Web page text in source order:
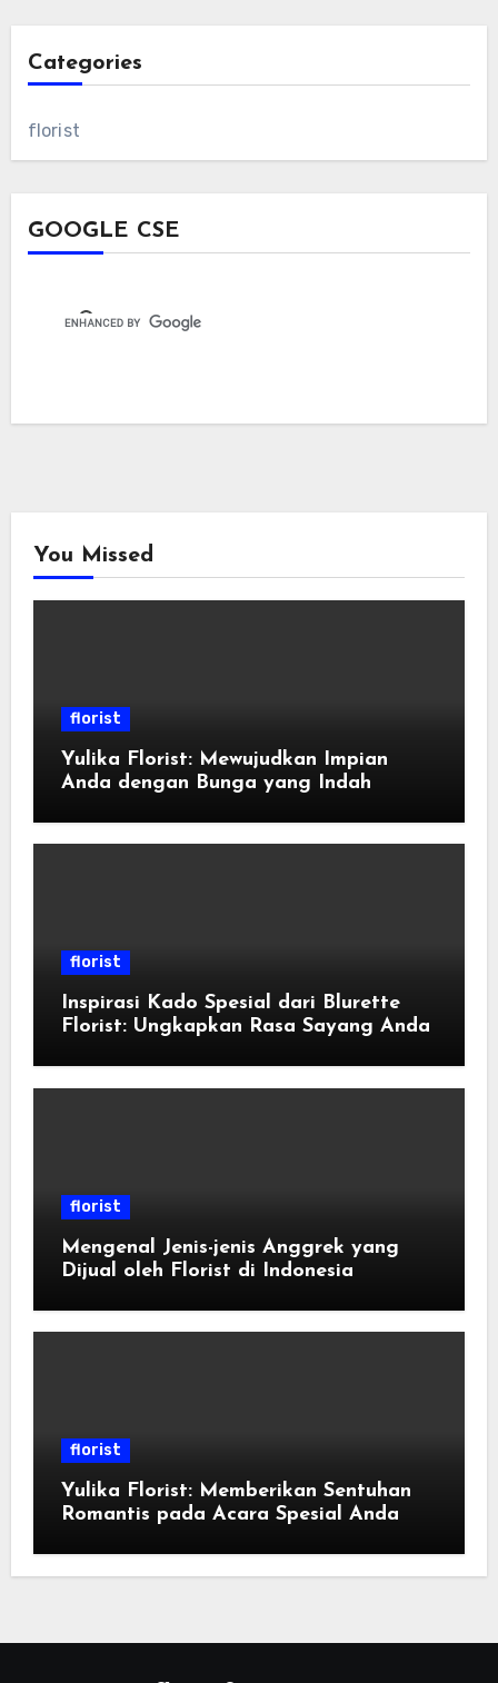
Categories
florist
GOOGLE CSE
You Missed
florist
Yulika Florist: Mewujudkan Impian
Anda dengan Bunga yang Indah
florist
Inspirasi Kado Spesial dari Blurette
Florist: Ungkapkan Rasa Sayang Anda
florist
Mengenal Jenis-jenis Anggrek yang
Dijual oleh Florist di Indonesia
florist
Yulika Florist: Memberikan Sentuhan
Romantis pada Acara Spesial Anda